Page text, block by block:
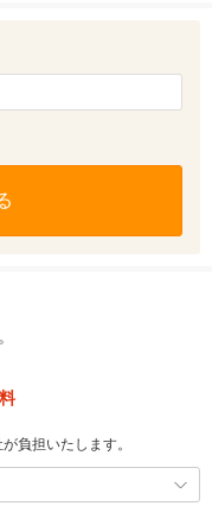
負担いたします。